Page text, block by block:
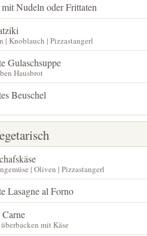
Nudeln oder Frittaten
| Knoblauch | Pizzastangerl
Gulaschsuppe
Hausbrot
Beuschel
| Oliven | Pizzastangerl
Lasagne al Forno
mit Käse